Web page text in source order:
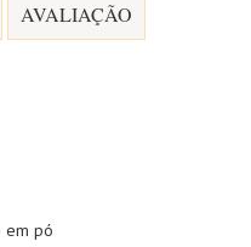
AVALIAÇÃO
em pó